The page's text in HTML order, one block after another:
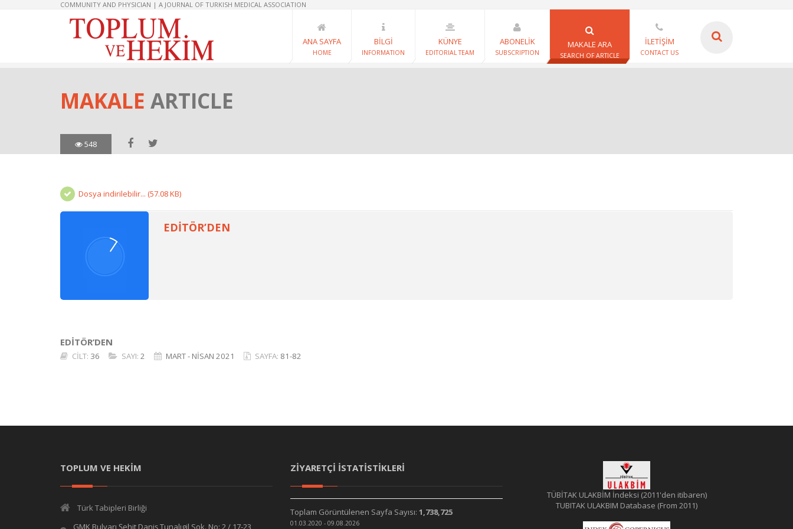
COMMUNITY AND PHYSICIAN | A JOURNAL OF TURKISH MEDICAL ASSOCIATION
ANA SAYFA
HOME
BİLGİ
INFORMATION
KÜNYE
EDITORIAL TEAM
ABONELİK
SUBSCRIPTION
MAKALE ARA
SEARCH OF ARTICLE
İLETİŞİM
CONTACT US
MAKALE ARTICLE
548
Dosya indirilebilir... (57.08 KB)
EDİTÖR’DEN
EDİTÖR’DEN
CİLT: 36 SAYI: 2 MART - NİSAN 2021 SAYFA: 81-82
TOPLUM VE HEKİM
Türk Tabipleri Birliği
GMK Bulvarı Şehit Daniş Tunalıgil Sok. No: 2 / 17-23,
ZİYARETÇİ İSTATİSTİKLERİ
Toplam Görüntülenen Sayfa Sayısı: 1,738,725
01.03.2020 - 09.08.2026
TÜBİTAK ULAKBİM İndeksi (2011'den itibaren)
TUBITAK ULAKBIM Database (From 2011)